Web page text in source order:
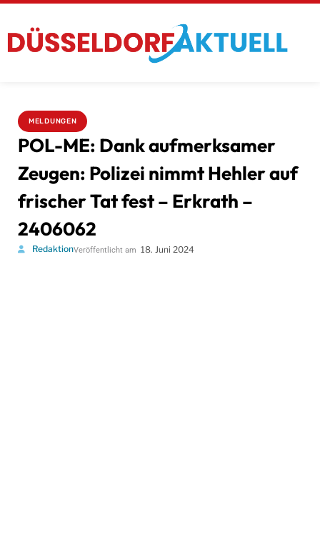
MELDUNGEN
POL-ME: Dank aufmerksamer
Zeugen: Polizei nimmt Hehler auf
frischer Tat fest – Erkrath –
2406062
RedaktionVeröffentlicht am 18. Juni 2024